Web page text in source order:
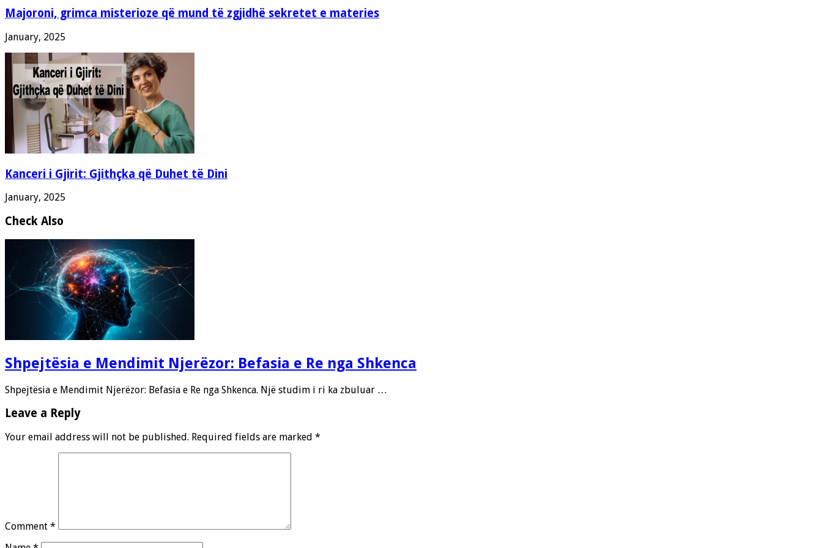
Majoroni, grimca misterioze që mund të zgjidhë sekretet e materies
January, 2025
Kanceri i Gjirit: Gjithçka që Duhet të Dini
January, 2025
Check Also
Shpejtësia e Mendimit Njerëzor: Befasia e Re nga Shkenca
Shpejtësia e Mendimit Njerëzor: Befasia e Re nga Shkenca. Një studim i ri ka zbuluar …
Leave a Reply
Your email address will not be published. Required fields are marked *
Comment *